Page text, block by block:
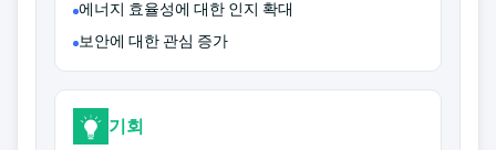
에너지 효율성에 대한 인지 확대
보안에 대한 관심 증가
기회